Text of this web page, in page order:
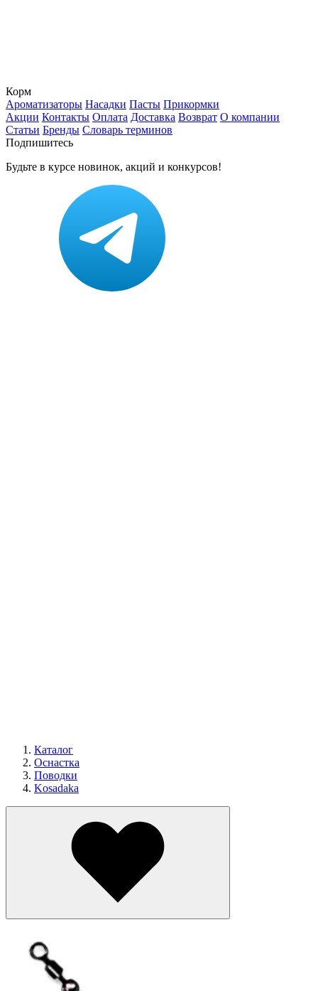
Корм
Ароматизаторы Насадки Пасты Прикормки
Акции Контакты Оплата Доставка Возврат О компании
Статьи Бренды Словарь терминов
Подпишитесь
Будьте в курсе новинок, акций и конкурсов!
Каталог
Оснастка
Поводки
Kosadaka